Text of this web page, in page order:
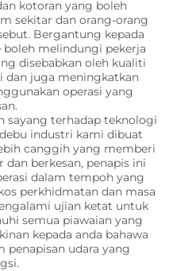
kotoran yang boleh
sekitar dan orang-orang
Bergantung kepada
boleh melindungi pekerja
disebabkan oleh kualiti
dan juga meningkatkan
operasi yang
sayang terhadap teknologi
industri kami dibuat
canggih yang memberi
dan berkesan, penapis ini
dalam tempoh yang
perkhidmatan dan masa
ujian ketat untuk
semua piawaian yang
kepada anda bahawa
penapisan udara yang